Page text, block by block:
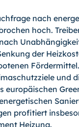
nach
hoch.
der
und
europäischen
profitiert
Heizung.